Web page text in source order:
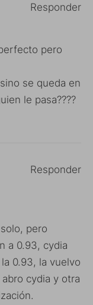
pero
se queda en
le pasa????
Responder
pero
a 0.93, cydia
0.93, la vuelvo
cydia y otra
Responder